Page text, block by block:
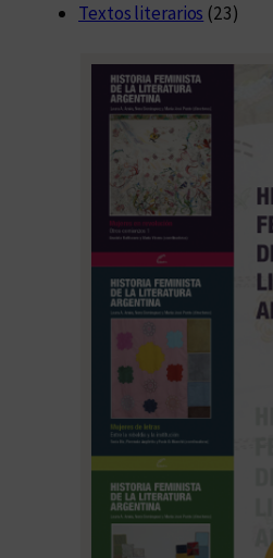
Textos literarios (23)